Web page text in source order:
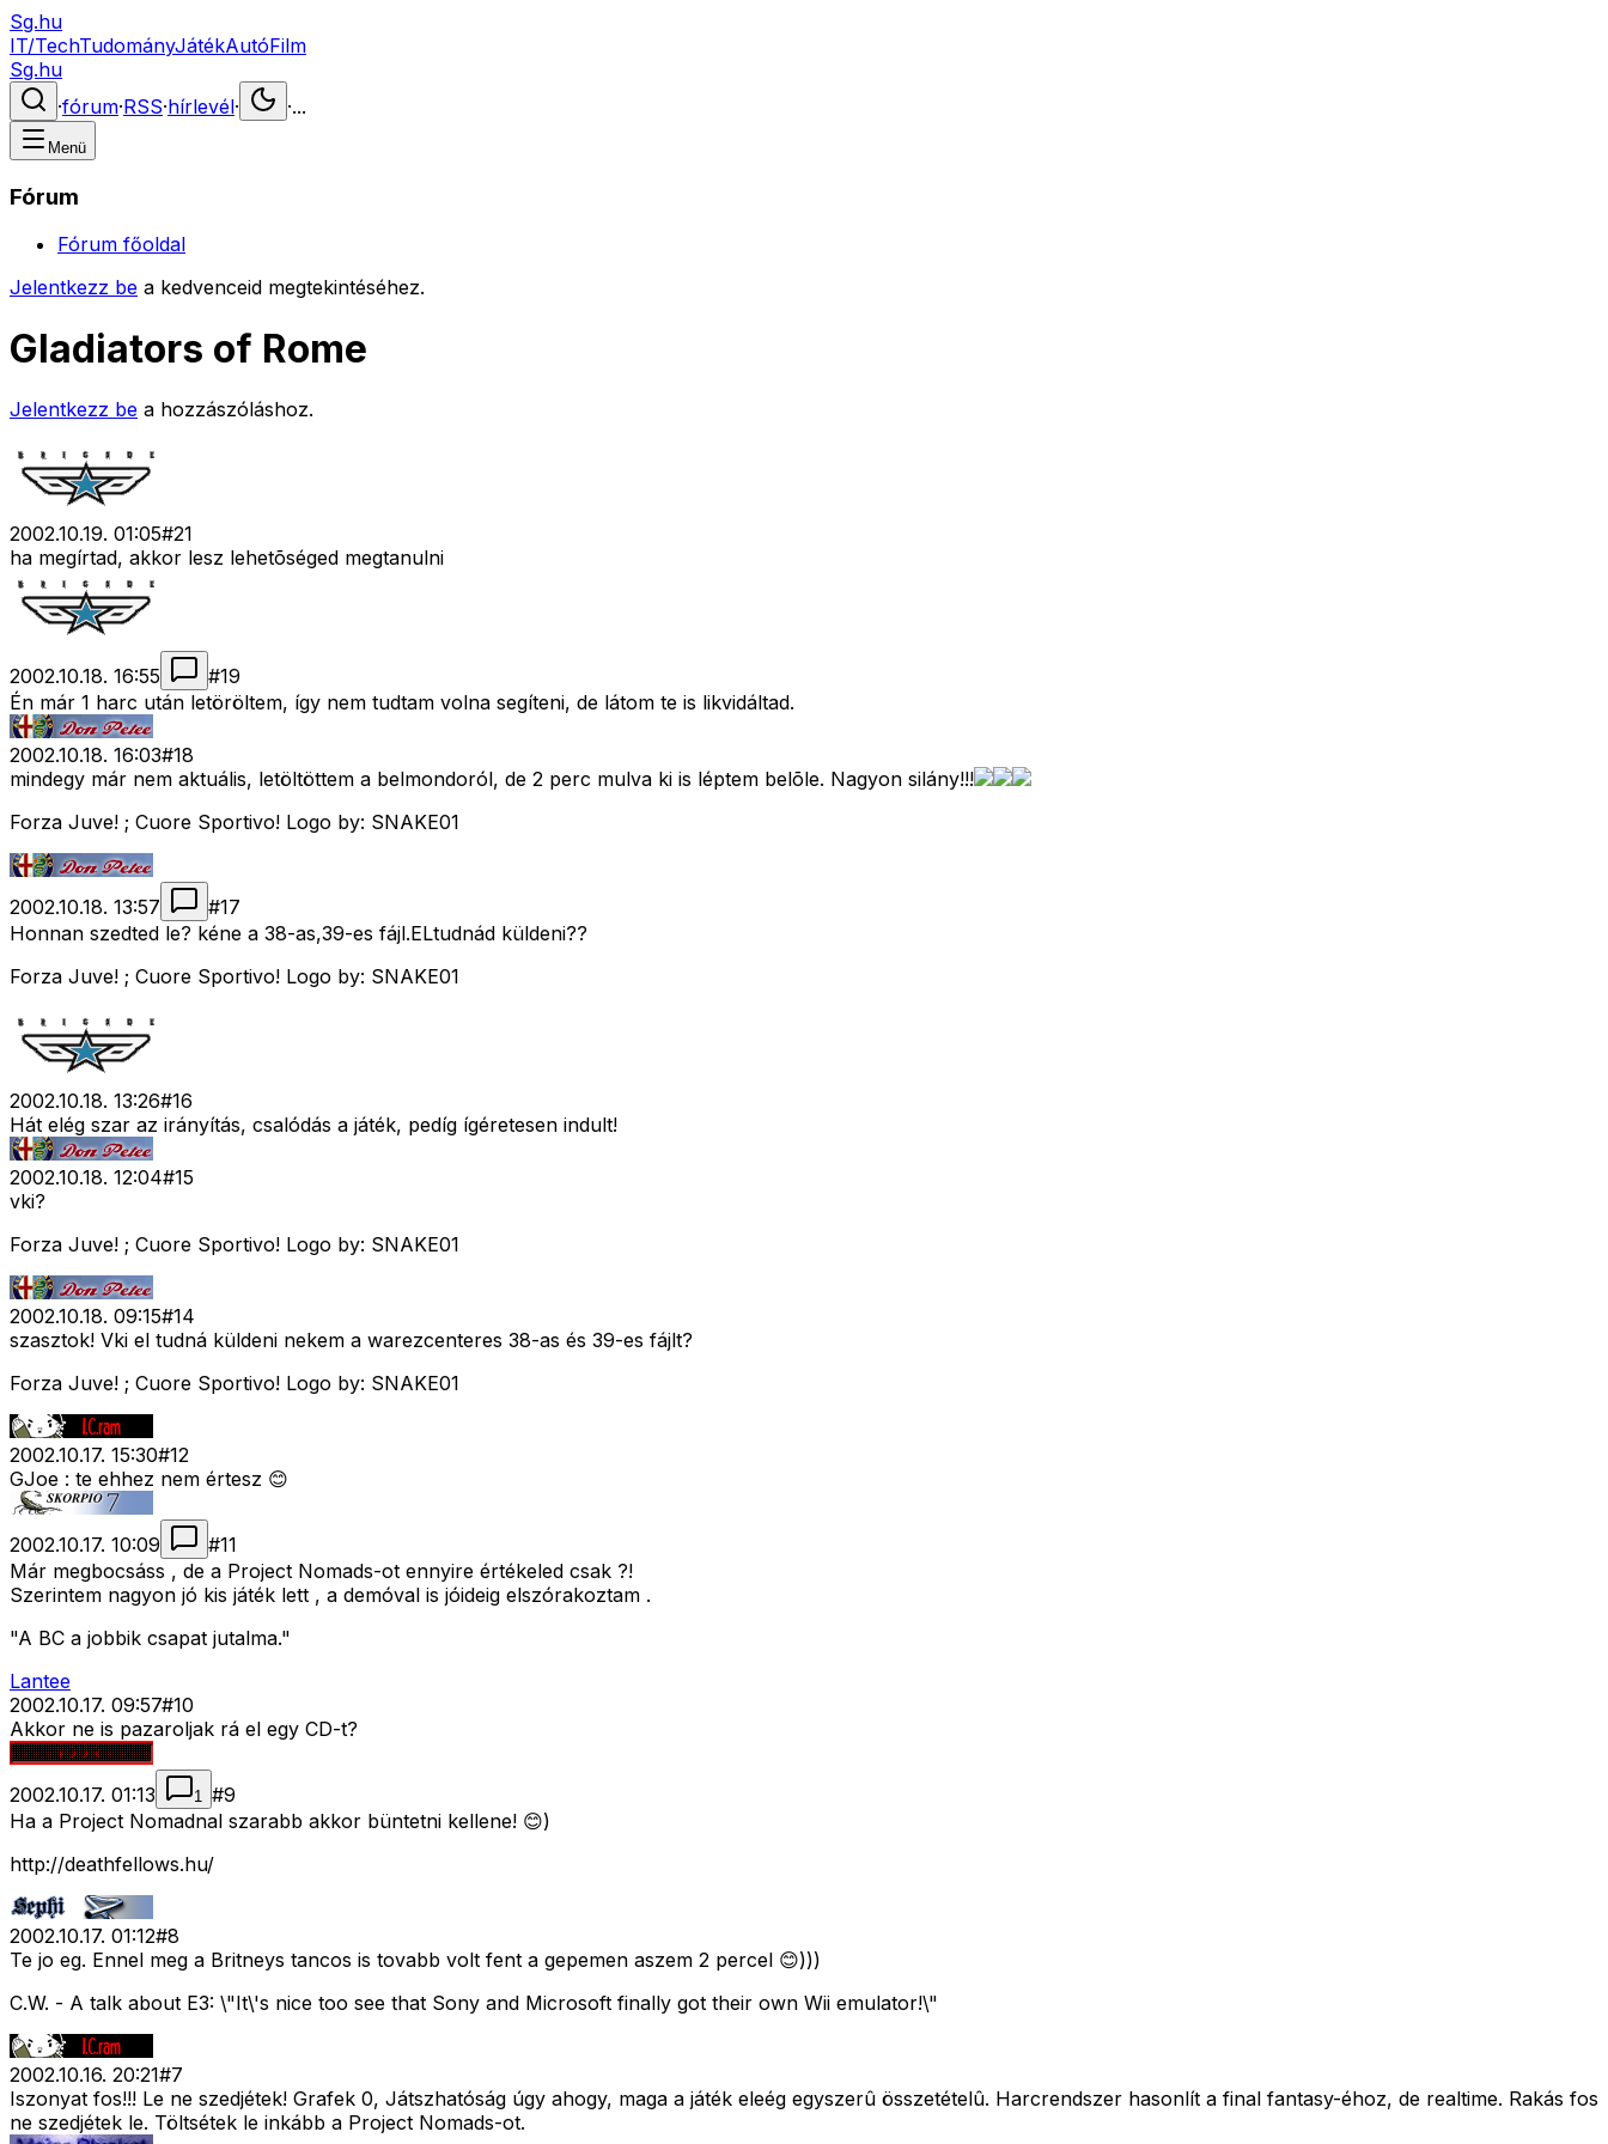
Sg.hu
IT/TechTudományJátékAutóFilm
Sg.hu
·fórum·RSS·hírlevél· ·...
Menü
Fórum
Fórum főoldal
Jelentkezz be a kedvenceid megtekintéséhez.
Gladiators of Rome
Jelentkezz be a hozzászóláshoz.
2002.10.19. 01:05#21
ha megírtad, akkor lesz lehetõséged megtanulni
2002.10.18. 16:55 #19
Én már 1 harc után letöröltem, így nem tudtam volna segíteni, de látom te is likvidáltad.
2002.10.18. 16:03#18
mindegy már nem aktuális, letöltöttem a belmondoról, de 2 perc mulva ki is léptem belõle. Nagyon silány!!!
Forza Juve! ; Cuore Sportivo! Logo by: SNAKE01
2002.10.18. 13:57 #17
Honnan szedted le? kéne a 38-as,39-es fájl.ELtudnád küldeni??
Forza Juve! ; Cuore Sportivo! Logo by: SNAKE01
2002.10.18. 13:26#16
Hát elég szar az irányítás, csalódás a játék, pedíg ígéretesen indult!
2002.10.18. 12:04#15
vki?
Forza Juve! ; Cuore Sportivo! Logo by: SNAKE01
2002.10.18. 09:15#14
szasztok! Vki el tudná küldeni nekem a warezcenteres 38-as és 39-es fájlt?
Forza Juve! ; Cuore Sportivo! Logo by: SNAKE01
2002.10.17. 15:30#12
GJoe : te ehhez nem értesz 😊
2002.10.17. 10:09 #11
Már megbocsáss , de a Project Nomads-ot ennyire értékeled csak ?!
Szerintem nagyon jó kis játék lett , a demóval is jóideig elszórakoztam .
"A BC a jobbik csapat jutalma."
Lantee
2002.10.17. 09:57#10
Akkor ne is pazaroljak rá el egy CD-t?
2002.10.17. 01:13 1 #9
Ha a Project Nomadnal szarabb akkor büntetni kellene! 😊)
http://deathfellows.hu/
2002.10.17. 01:12#8
Te jo eg. Ennel meg a Britneys tancos is tovabb volt fent a gepemen aszem 2 percel 😊)))
C.W. - A talk about E3: \"It\'s nice too see that Sony and Microsoft finally got their own Wii emulator!\"
2002.10.16. 20:21#7
Iszonyat fos!!! Le ne szedjétek! Grafek 0, Játszhatóság úgy ahogy, maga a játék eleég egyszerû összetételû. Harcrendszer hasonlít a final fantasy-éhoz, de realtime. Rakás fos
ne szedjétek le. Töltsétek le inkább a Project Nomads-ot.